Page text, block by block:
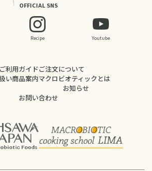
OFFICIAL SNS
Recipe Youtube
ご利用ガイドご注文について
い商品案内マクロビオティックとは
お知らせ
お問い合わせ